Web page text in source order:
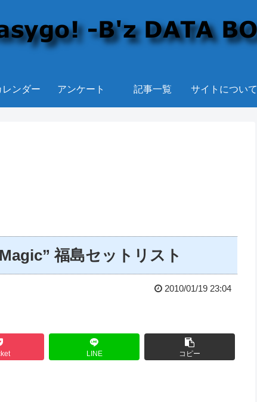
レンダー アンケート 記事一覧 サイトについて
福島セットリスト
2010/01/19 23:04
LINE コピー